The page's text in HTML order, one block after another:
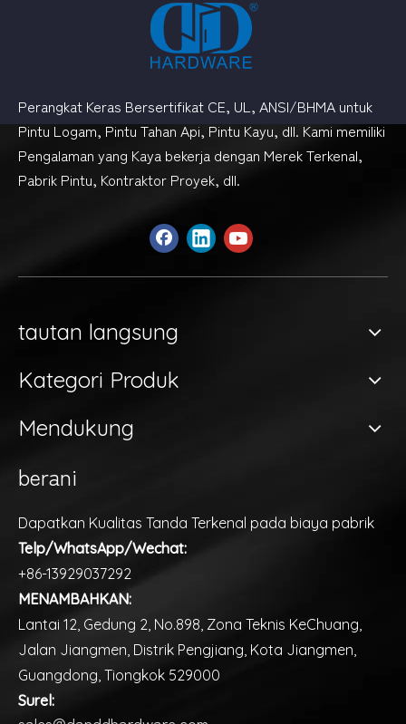
Perangkat Keras Bersertifikat CE, UL, ANSI/BHMA untuk
Pintu Logam, Pintu Tahan Api, Pintu Kayu, dll. Kami memiliki
Pengalaman yang Kaya bekerja dengan Merek Terkenal,
Pabrik Pintu, Kontraktor Proyek, dll.
tautan langsung
Kategori Produk
Mendukung
berani
Dapatkan Kualitas Tanda Terkenal pada biaya pabrik
Telp/WhatsApp/Wechat:
+86-13929037292
MENAMBAHKAN:
Lantai 12, Gedung 2, No.898, Zona Teknis KeChuang,
Jalan Jiangmen, Distrik Pengjiang, Kota Jiangmen,
Guangdong, Tiongkok 529000
Surel: